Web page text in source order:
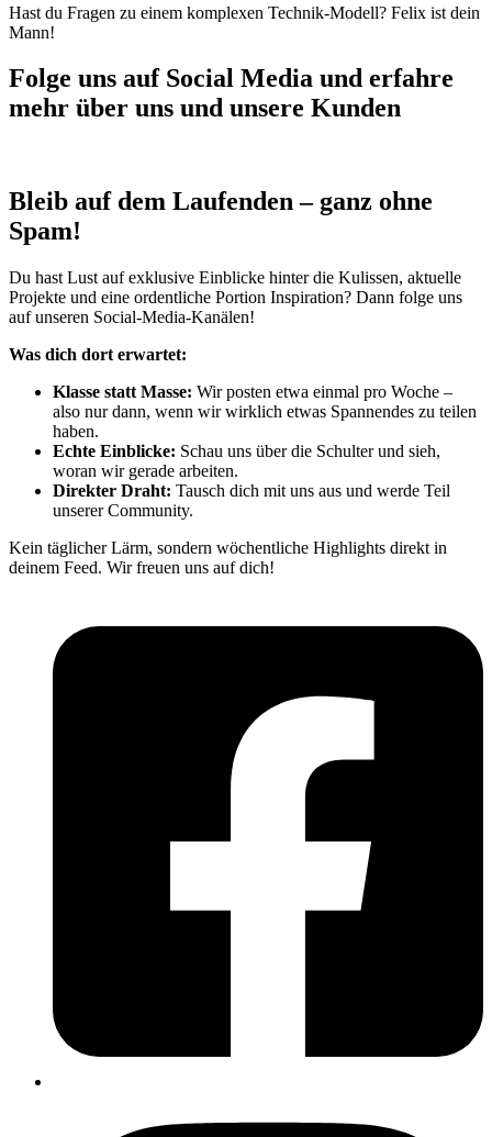
Hast du Fragen zu einem komplexen Technik-Modell? Felix ist dein
Mann!
Folge uns auf Social Media und erfahre
mehr über uns und unsere Kunden
Bleib auf dem Laufenden – ganz ohne
Spam!
Du hast Lust auf exklusive Einblicke hinter die Kulissen, aktuelle
Projekte und eine ordentliche Portion Inspiration? Dann folge uns
auf unseren Social-Media-Kanälen!
Was dich dort erwartet:
Klasse statt Masse: Wir posten etwa einmal pro Woche –
also nur dann, wenn wir wirklich etwas Spannendes zu teilen
haben.
Echte Einblicke: Schau uns über die Schulter und sieh,
woran wir gerade arbeiten.
Direkter Draht: Tausch dich mit uns aus und werde Teil
unserer Community.
Kein täglicher Lärm, sondern wöchentliche Highlights direkt in
deinem Feed. Wir freuen uns auf dich!